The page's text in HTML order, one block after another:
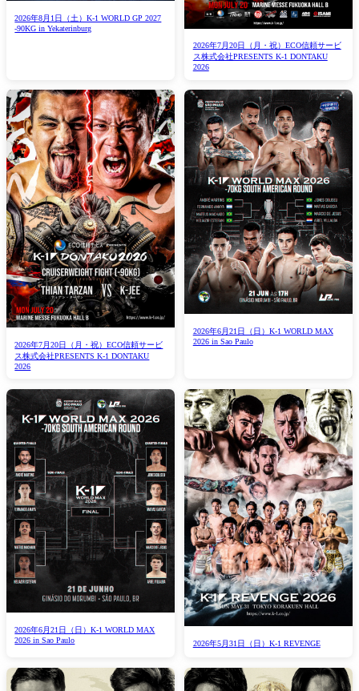
2026年8月1日（土）K-1 WORLD GP 2027
-90KG in Yekaterinburg
2026年7月20日（月・祝）ECO信頼サービ
ス株式会社PRESENTS K-1 DONTAKU
2026
2026年7月20日（月・祝）ECO信頼サービ
ス株式会社PRESENTS K-1 DONTAKU
2026
2026年6月21日（日）K-1 WORLD MAX
2026 in Sao Paulo
2026年6月21日（日）K-1 WORLD MAX
2026 in Sao Paulo
2026年5月31日（日）K-1 REVENGE